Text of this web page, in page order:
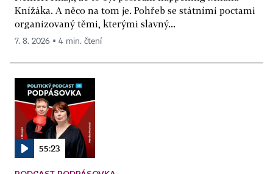
Knížáka. A něco na tom je. Pohřeb se státními poctami
organizovaný těmi, kterými slavný...
7. 8. 2026 ▪ 4 min. čtení
55:23